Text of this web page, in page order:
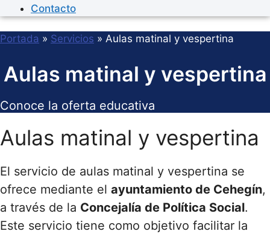
Contacto
Portada » Servicios » Aulas matinal y vespertina
Aulas matinal y vespertina
Conoce la oferta educativa
Aulas matinal y vespertina
El servicio de aulas matinal y vespertina se
ofrece mediante el ayuntamiento de Cehegín,
a través de la Concejalía de Política Social.
Este servicio tiene como objetivo facilitar la